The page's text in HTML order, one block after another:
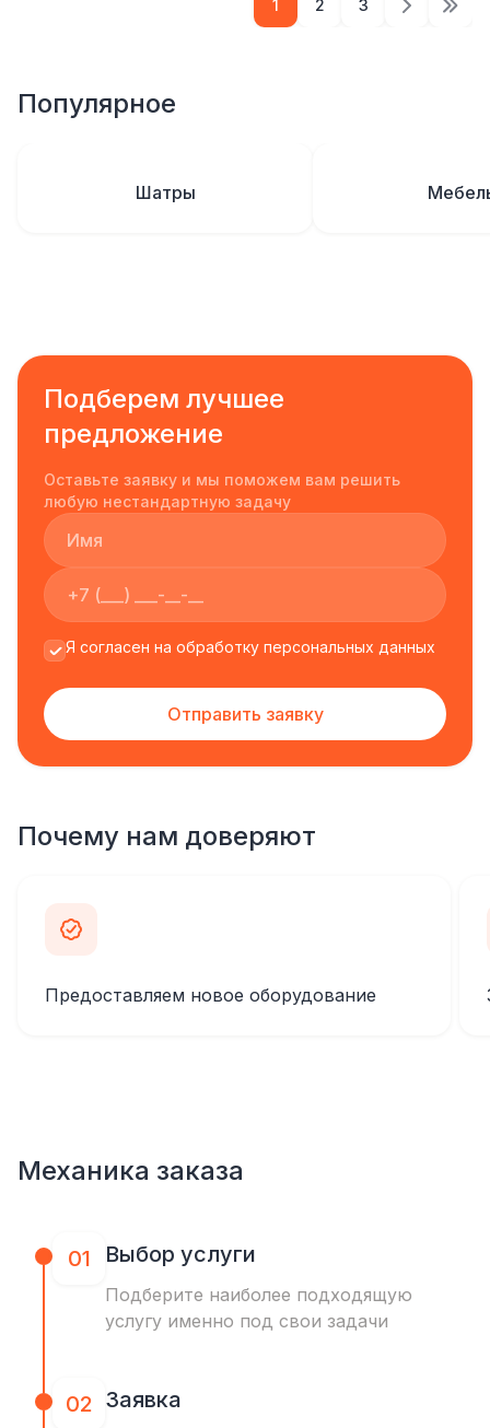
1 2 3
Популярное
Шатры
Подберем лучшее
предложение
Оставьте заявку и мы поможем вам решить
любую нестандартную задачу
Я согласен на обработку персональных данных
Отправить заявку
Почему нам доверяют
Предоставляем новое оборудование
Механика заказа
01 Выбор услуги
Подберите наиболее подходящую
услугу именно под свои задачи
02 Заявка